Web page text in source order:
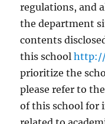
regulations, and
the department
contents
this schoolhttp://
prioritize the
please refer to
of this school for